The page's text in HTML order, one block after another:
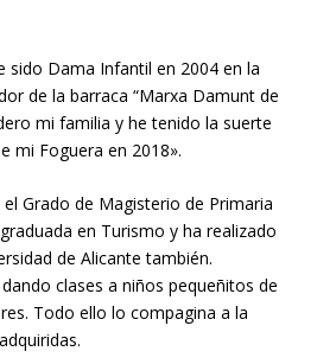
sido Dama Infantil en 2004 en la
de la barraca “Marxa Damunt de
mi familia y he tenido la suerte
mi Foguera en 2018».
Grado de Magisterio de Primaria
en Turismo y ha realizado
de Alicante también.
clases a niños pequeñitos de
Todo ello lo compagina a la